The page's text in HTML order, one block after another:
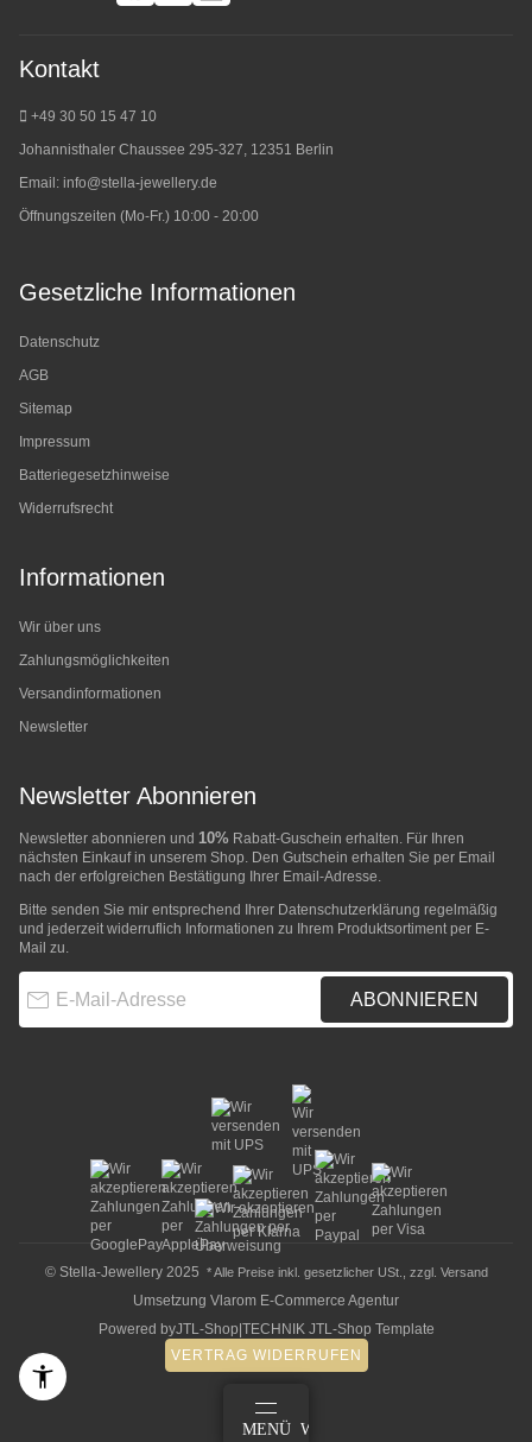
Kontakt
+49 30 50 15 47 10
Johannisthaler Chaussee 295-327, 12351 Berlin
Email: info@stella-jewellery.de
Öffnungszeiten (Mo-Fr.) 10:00 - 20:00
Gesetzliche Informationen
Datenschutz
AGB
Sitemap
Impressum
Batteriegesetzhinweise
Widerrufsrecht
Informationen
Wir über uns
Zahlungsmöglichkeiten
Versandinformationen
Newsletter
Newsletter Abonnieren
Newsletter abonnieren und 10% Rabatt-Guschein erhalten. Für Ihren
nächsten Einkauf in unserem Shop. Den Gutschein erhalten Sie per Email
nach der erfolgreichen Bestätigung Ihrer Email-Adresse.
Bitte senden Sie mir entsprechend Ihrer Datenschutzerklärung regelmäßig
und jederzeit widerruflich Informationen zu Ihrem Produktsortiment per E-
Mail zu.
ABONNIEREN
© Stella-Jewellery 2025 * Alle Preise inkl. gesetzlicher USt., zzgl. Versand
Umsetzung Vlarom E-Commerce Agentur
Powered byJTL-Shop TECHNIK JTL-Shop Template
VERTRAG WIDERRUFEN
MENÜ WARENKORB